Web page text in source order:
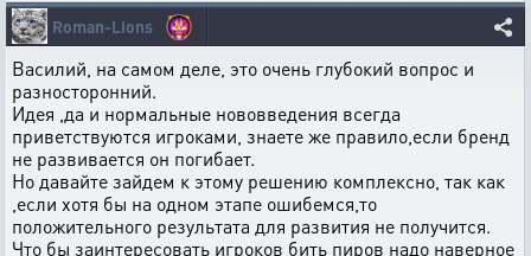
Roman-Lions
Василий, на самом деле, это очень глубокий вопрос и
разносторонний.
Идея ,да и нормальные нововведения всегда
приветствуются игроками, знаете же правило,если бренд
не развивается он погибает.
Но давайте зайдем к этому решению комплексно, так как
,если хотя бы на одном этапе ошибемся,то
положительного результата для развития не получится.
Что бы заинтересовать игроков бить пиров надо наверное